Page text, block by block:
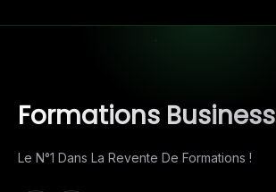
Formations Business
Le N°1 Dans La Revente De Formations !